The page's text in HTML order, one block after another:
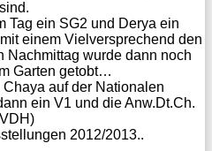
sind.
Tag ein SG2 und Derya ein
einem Vielversprechend den
Nachmittag wurde dann noch
Garten getobt…
auf der Nationalen
ein V1 und die Anw.Dt.Ch.
2012/2013..